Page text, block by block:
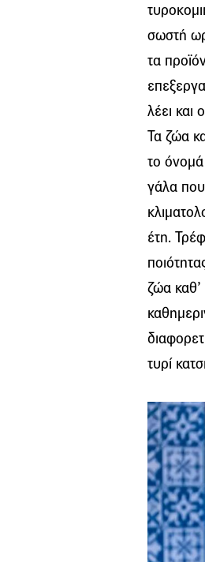
σωστή
τα
λέει και
Τα ζώα
το
γάλα
έτη.
ζώα καθ’
τυρί